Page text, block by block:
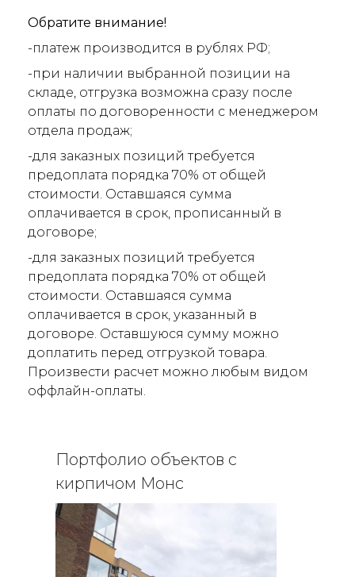
Обратите внимание!
-платеж производится в рублях РФ;
-при наличии выбранной позиции на
складе, отгрузка возможна сразу после
оплаты по договоренности с менеджером
отдела продаж;
-для заказных позиций требуется
предоплата порядка 70% от общей
стоимости. Оставшаяся сумма
оплачивается в срок, прописанный в
договоре;
-для заказных позиций требуется
предоплата порядка 70% от общей
стоимости. Оставшаяся сумма
оплачивается в срок, указанный в
договоре. Оставшуюся сумму можно
доплатить перед отгрузкой товара.
Произвести расчет можно любым видом
оффлайн-оплаты.
Портфолио объектов с
кирпичом Монс